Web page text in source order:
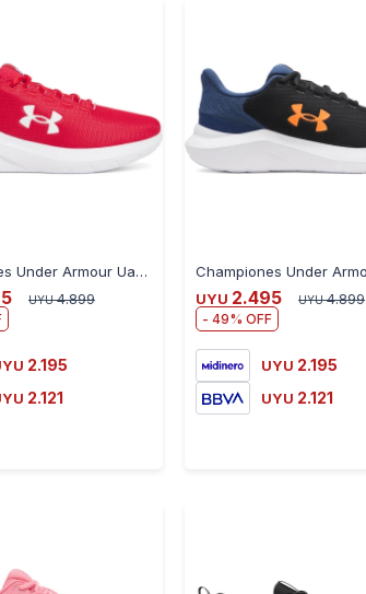
Championes Under Armour Ua Phade Rn 3 Para Hombre - ROJO
UYU 4.899
2.195
2.121
UYU 2.495 UYU 4.899
49
UYU 2.195
UYU 2.121